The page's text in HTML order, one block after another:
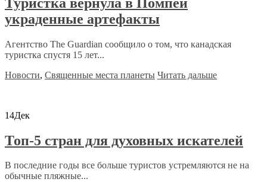
украденные артефакты
Агентство The Guardian сообщило о том, что канадская
туристка спустя 15 лет...
Новости, Священные места планеты Читать дальше
14Дек
Топ-5 стран для духовных искателей
В последние годы все больше туристов устремляются не на
обычные пляжные...